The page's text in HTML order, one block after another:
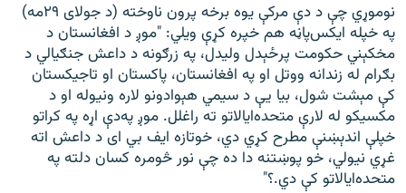
نوموړي چې د دې مرکې یوه برخه پرون ناوخته (د جولای ۲۹مه)
په خپله ايکس‌پاڼه هم خپره کړې ویلي: "موږ د افغانستان د
مخکېني حکومت پرځېدل ولیدل، په زرګونه د داعش جنګیالي د
بګرام له زندانه ووتل او په افغانستان، پاکستان او تاجیکستان
کې مېشت شول، بيا يې د سيمي هېوادونو لاره ونيوله او د
مکسیکو له لارې متحده‌ایالاتو ته راغلل. موږ په‌دې اړه په کراتو
خپلې اندېښنې مطرح کړي دي، خوتازه ایف ‌بي ‌ای د داعش اته
غړي نیولي، خو پوښتنه دا ده چې نور څومره کسان دلته په
متحده‌ایالاتو کې دي.؟"